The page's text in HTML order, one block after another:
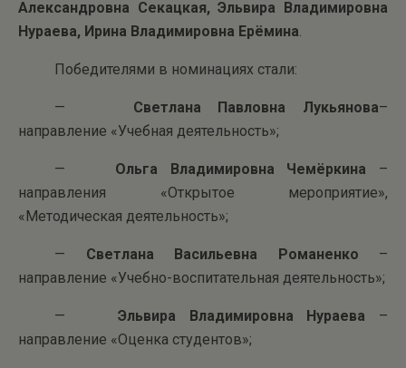
Александровна Секацкая, Эльвира Владимировна
Нураева, Ирина Владимировна Ерёмина.
Победителями в номинациях стали:
— Светлана Павловна Лукьянова–
направление «Учебная деятельность»;
— Ольга Владимировна Чемёркина –
направления «Открытое мероприятие»,
«Методическая деятельность»;
— Светлана Васильевна Романенко –
направление «Учебно-воспитательная деятельность»;
—Эльвира Владимировна Нураева –
направление «Оценка студентов»;